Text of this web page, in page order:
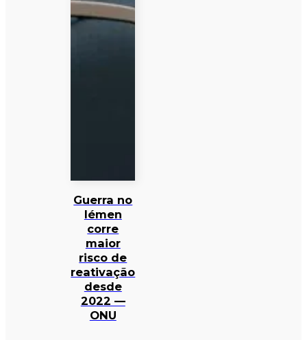
Guerra no
Iémen
corre
maior
risco de
reativação
desde
2022 —
ONU